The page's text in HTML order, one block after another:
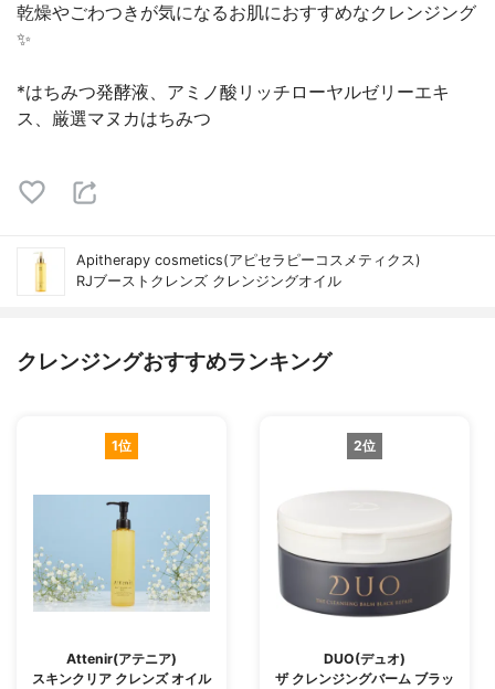
乾燥やごわつきが気になるお肌におすすめなクレンジング
✨
*はちみつ発酵液、アミノ酸リッチローヤルゼリーエキ
ス、厳選マヌカはちみつ
Apitherapy cosmetics(アピセラピーコスメティクス)
RJブーストクレンズ クレンジングオイル
クレンジングおすすめランキング
1位
Attenir(アテニア)
スキンクリア クレンズ オイル
2位
DUO(デュオ)
ザ クレンジングバーム ブラッ